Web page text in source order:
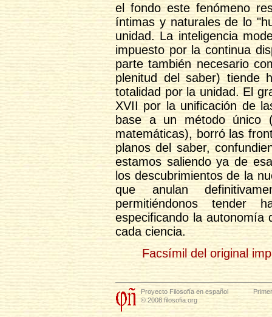
el fondo este fenómeno
íntimas y naturales de lo
unidad. La inteligencia
impuesto por la continua
parte también necesario
plenitud del saber) tiende
totalidad por la unidad. El
XVII por la unificación de
base a un método único
matemáticas), borró las
planos del saber,
estamos saliendo ya de
los descubrimientos de la
que anulan
permitiéndonos tender
especificando la autonomía
cada ciencia.
Facsímil del original
Proyecto Filosofía en español
© 2008 filosofia.org